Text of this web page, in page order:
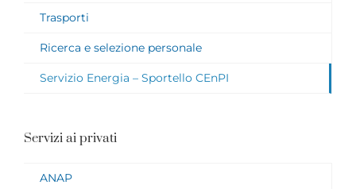
Trasporti
Ricerca e selezione personale
Servizio Energia – Sportello CEnPI
Servizi ai privati
ANAP